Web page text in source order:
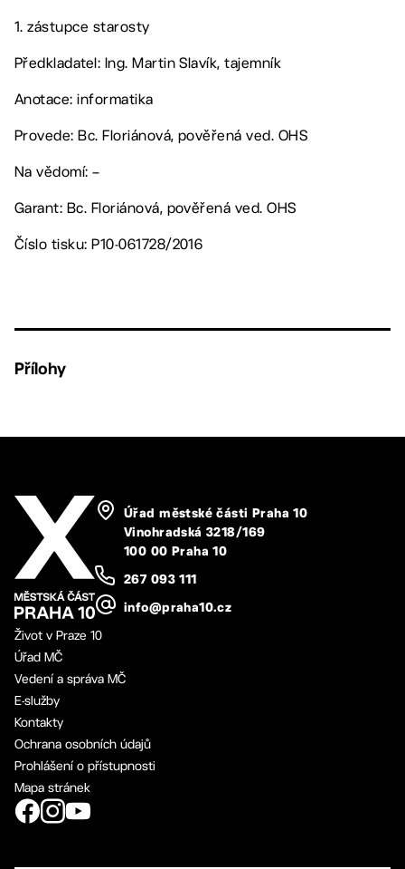
1. zástupce starosty
Předkladatel: Ing. Martin Slavík, tajemník
Anotace: informatika
Provede: Bc. Floriánová, pověřená ved. OHS
Na vědomí: –
Garant: Bc. Floriánová, pověřená ved. OHS
Číslo tisku: P10-061728/2016
Přílohy
Úřad městské části Praha 10
Vinohradská 3218/169
100 00 Praha 10
267 093 111
info@praha10.cz
Život v Praze 10
Úřad MČ
Vedení a správa MČ
E-služby
Kontakty
Ochrana osobních údajů
Prohlášení o přístupnosti
Mapa stránek